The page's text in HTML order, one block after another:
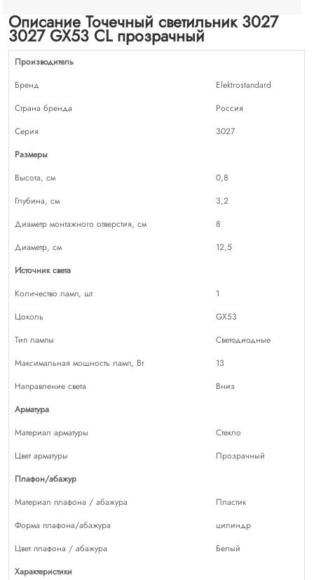
Описание Точечный светильник 3027
3027 GX53 CL прозрачный
Производитель
Бренд
Elektrostandard
Страна бренда
Россия
Серия
3027
Размеры
Высота, см
0,8
Глубина, см
3,2
Диаметр монтажного отверстия, см
8
Диаметр, см
12,5
Источник света
Количество ламп, шт
1
Цоколь
GX53
Тип лампы
Светодиодные
Максимальная мощность ламп, Вт
13
Направление света
Вниз
Арматура
Материал арматуры
Стекло
Цвет арматуры
Прозрачный
Плафон/абажур
Материал плафона / абажура
Пластик
Форма плафона/абажура
цилиндр
Цвет плафона / абажура
Белый
Характеристики